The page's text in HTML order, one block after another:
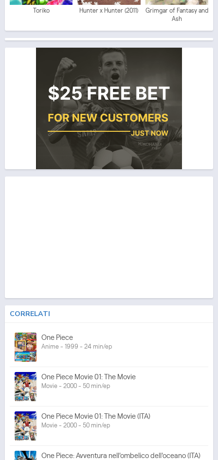
Toriko Hunter x Hunter (2011)
Grimgar of Fantasy and
Ash
CORRELATI
One Piece
Anime - 1999 - 24 min/ep
One Piece Movie 01: The Movie
Movie - 2000 - 50 min/ep
One Piece Movie 01: The Movie (ITA)
Movie - 2000 - 50 min/ep
One Piece: Avventura nell'ombelico dell'oceano (ITA)